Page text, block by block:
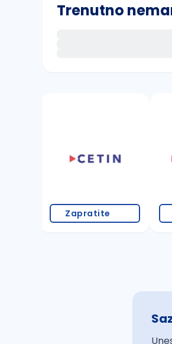
Trenutno
proverite
Zapratite